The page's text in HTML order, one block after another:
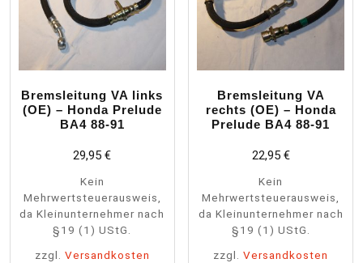
Bremsleitung VA links
(OE) – Honda Prelude
BA4 88-91
29,95€
Kein
Mehrwertsteuerausweis,
da Kleinunternehmer nach
§19 (1) UStG.
zzgl. Versandkosten
Bremsleitung VA
rechts (OE) – Honda
Prelude BA4 88-91
22,95 €
Kein
Mehrwertsteuerausweis,
da Kleinunternehmer nach
§19 (1) UStG.
zzgl.Versandkosten